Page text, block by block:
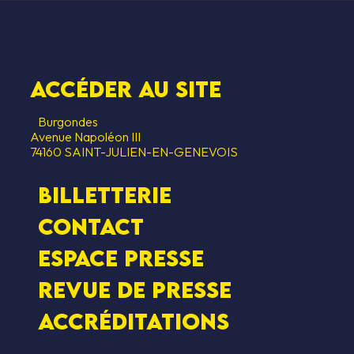
Accéder au SITE
Burgondes
Avenue Napoléon III
74160 SAINT-JULIEN-EN-GENEVOIS
Billetterie
Contact
Espace presse
Revue de presse
Accréditations